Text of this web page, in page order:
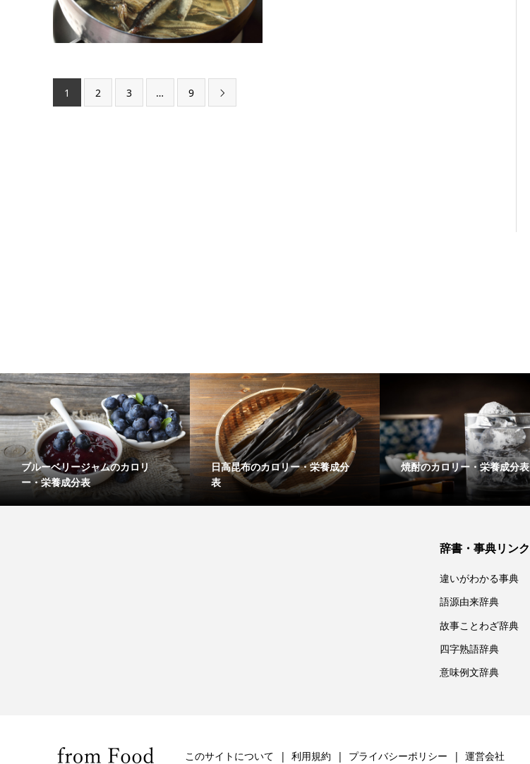
1 2 3 … 9 
ブルーベリージャムのカロリ
ー・栄養成分表
日高昆布のカロリー・栄養成分
表
焼酎のカロリー・栄養成分表
辞書・事典リンク
違いがわかる事典
語源由来辞典
故事ことわざ辞典
四字熟語辞典
意味例文辞典
このサイトについて 利用規約 プライバシーポリシー 運営会社